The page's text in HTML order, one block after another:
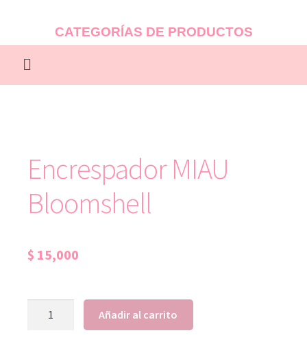
CATEGORÍAS DE PRODUCTOS
Encrespador MIAU
Bloomshell
$ 15,000
Añadir al carrito